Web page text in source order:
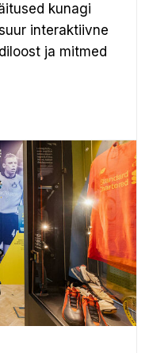
kunagi
interaktiivne
ja mitmed